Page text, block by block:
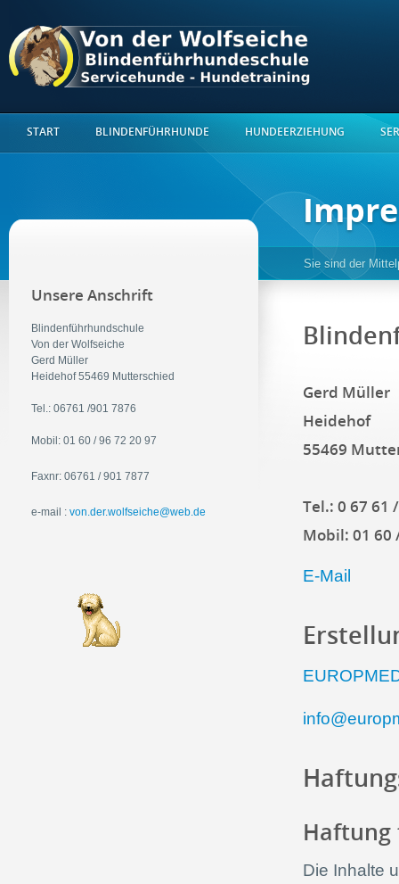
START BLINDENFÜHRHUNDE HUNDEERZIEHUNG
Sie sind der
Unsere Anschrift
Blindenführhundschule
Von der Wolfseiche
Gerd Müller
Heidehof 55469 Mutterschied
Tel.: 06761 /901 7876
Mobil: 01 60 / 96 72 20 97
Faxnr: 06761 / 901 7877
e-mail : von.der.wolfseiche@web.de
Gerd Müller
Heidehof
55469
Tel.: 0 67 61
Mobil: 01 60
E-Mail
Die Inhalte